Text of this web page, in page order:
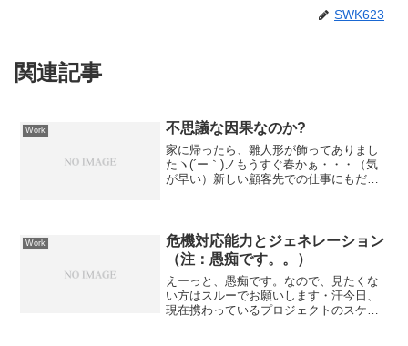
SWK623
関連記事
Work 不思議な因果なのか?
家に帰ったら、雛人形が飾ってありまし
たヽ(´ー｀)ノもうすぐ春かぁ・・・（気
が早い）新しい顧客先での仕事にもだい
ちなみにイン...
Work
危機対応能力とジェネレーション
（注：愚痴です。。）
えーっと、愚痴です。なので、見たくな
い方はスルーでお願いします・汗今日、
現在携わっているプロジェクトのスケジ